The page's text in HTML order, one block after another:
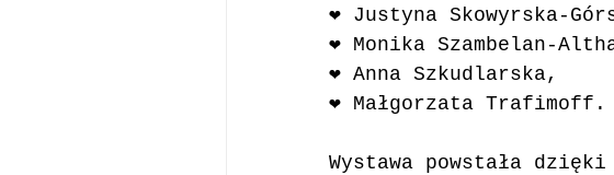
❤️ Justyna Skowyrska-
❤️ Monika Szambelan-
❤️ Anna Szkudlarska,
❤️ Małgorzata Trafimoff.
Wystawa powstała